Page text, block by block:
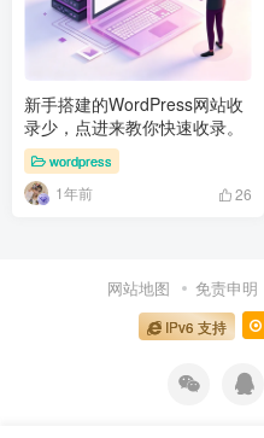
新手搭建的WordPress网站收
录少，点进来教你快速收录。
wordpress
1年前 26
网站地图 免责申明
IPv6 支持